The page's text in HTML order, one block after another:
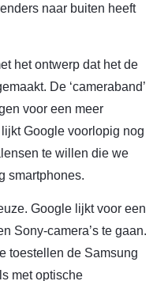
naar buiten heeft
het ontwerp dat het de
De ‘cameraband’
voor een meer
Google voorlopig nog
te willen die we
smartphones.
Google lijkt voor een
Sony-camera’s te gaan.
toestellen de Samsung
met optische